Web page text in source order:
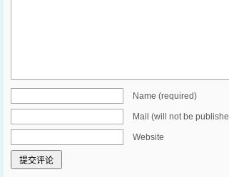
Name (required)
Mail (will not be
Website